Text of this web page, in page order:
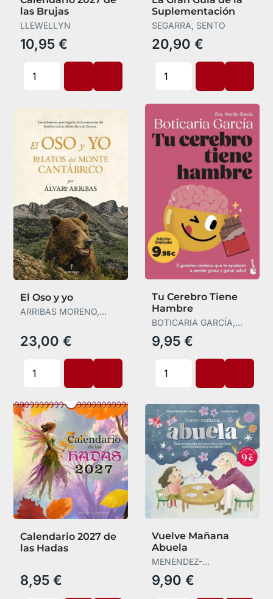
las Brujas
LLEWELLYN
10,95 €
Suplementación
SEGARRA, SENTO
20,90 €
El Oso y yo
ARRIBAS MORENO,
23,00 €
Tu Cerebro Tiene
Hambre
BOTICARIA GARCÍA,
BOTICARIA GARCÍA
9,95 €
Calendario 2027 de
las Hadas
8,95 €
Vuelve Mañana
Abuela
MENENDEZ-
PONTE,MARIA
9,90 €